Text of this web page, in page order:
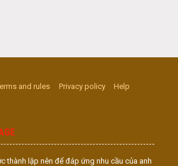
and rules Privacy policy
Help
thành lập nên để đáp ứng nhu cầu của anh